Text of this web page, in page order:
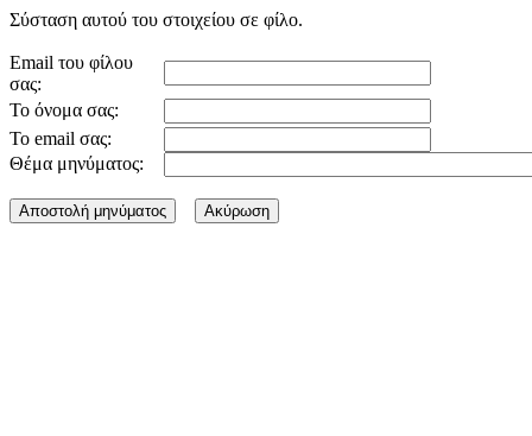
Σύσταση αυτού του στοιχείου σε φίλο.
Email του φίλου
σας:
Το όνομα σας:
Το email σας:
Θέμα μηνύματος: